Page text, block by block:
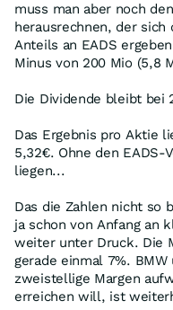
muss man aber noch
herausrechnen, der sich
Anteils an EADS
Minus von 200 Mio (5,8
Die Dividende bleibt bei
Das Ergebnis pro Aktie
5,32€. Ohne den
liegen...
Das die Zahlen nicht so
ja schon von Anfang an
weiter unter Druck. Die
gerade einmal 7%.
zweistellige Margen
erreichen will, ist